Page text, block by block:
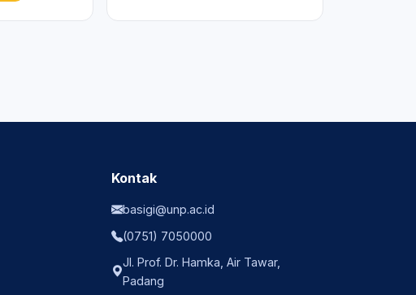
Kontak
basigi@unp.ac.id
(0751) 7050000
Jl. Prof. Dr. Hamka, Air Tawar,
Padang